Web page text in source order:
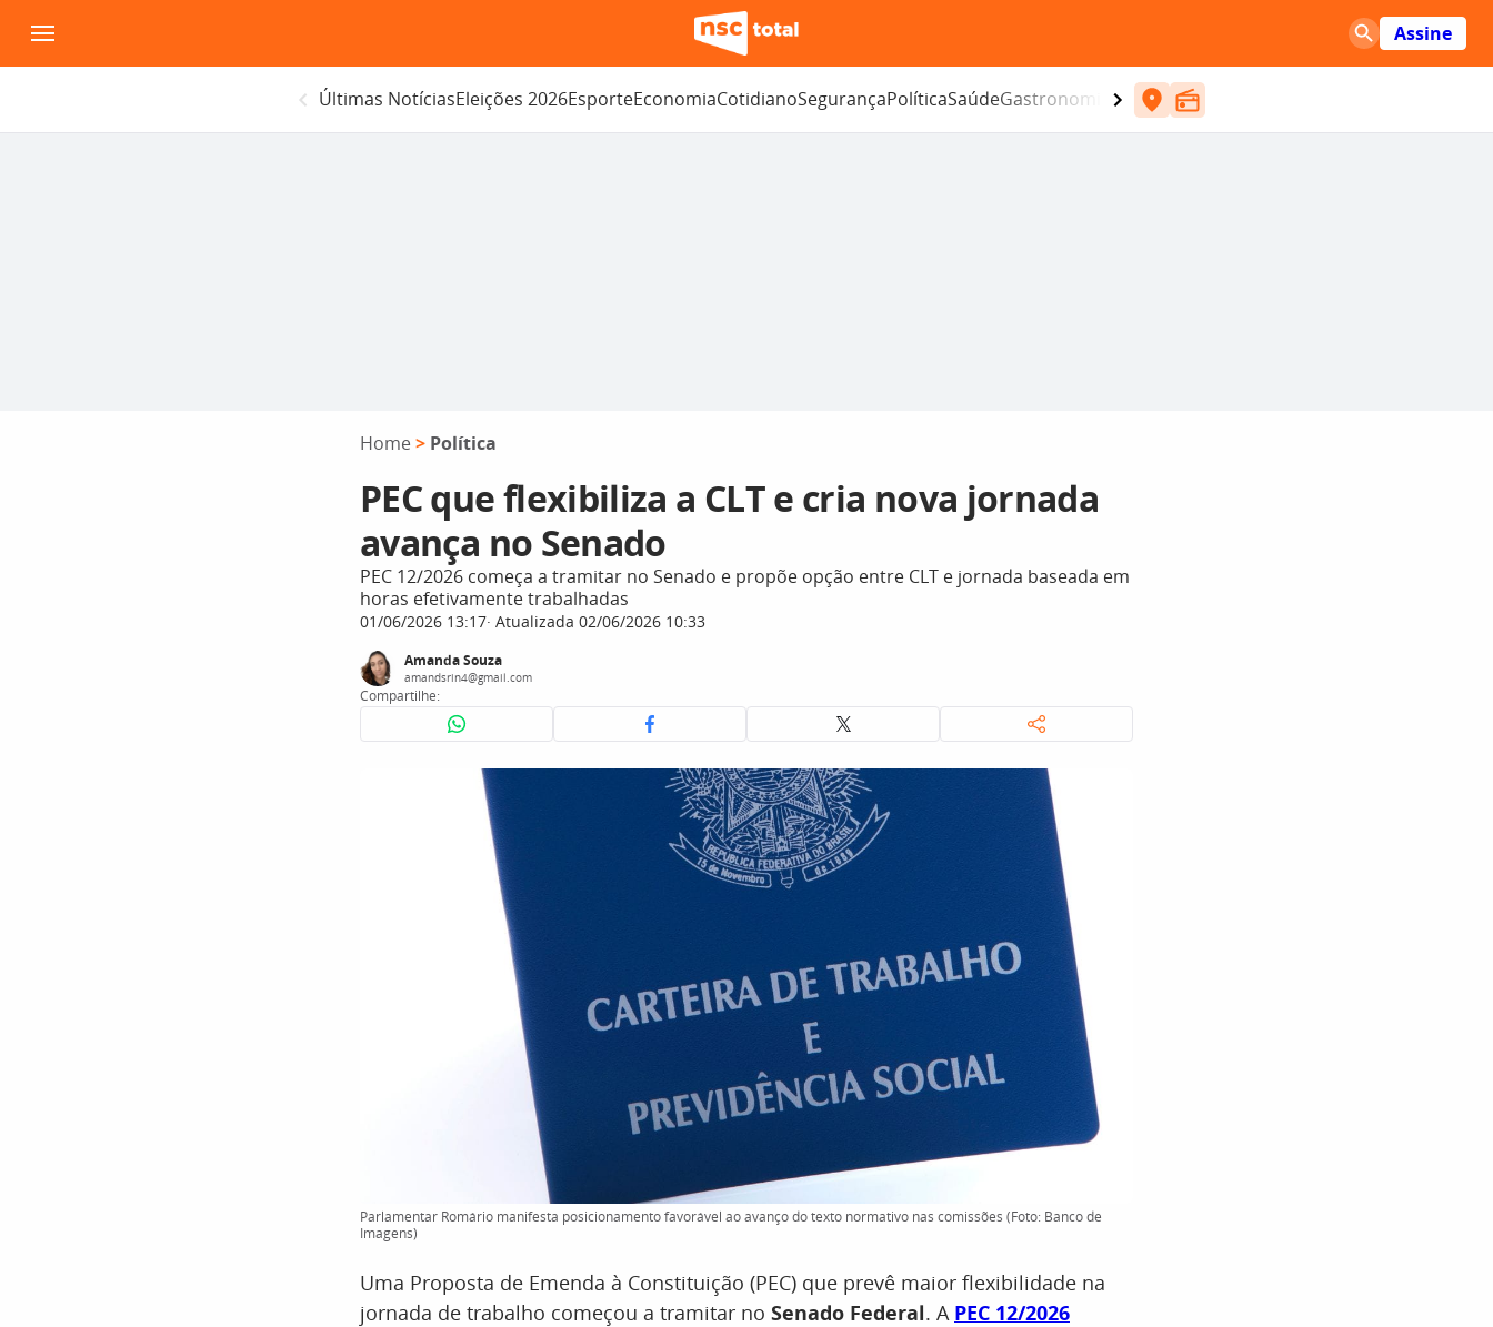
para
o
Assine
Últimas NotíciasEleições 2026EsporteEconomiaCotidianoSegurançaPolíticaSaúdeGastronomia Entretenimento
Home > Política
PEC que flexibiliza a CLT e cria nova jornada
avança no Senado
PEC 12/2026 começa a tramitar no Senado e propõe opção entre CLT e jornada baseada em
horas efetivamente trabalhadas
01/06/2026 13:17 Atualizada 02/06/2026 10:33
Amanda Souza
amandsrin4@gmail.com
Compartilhe:
Parlamentar Romário manifesta posicionamento favorável ao avanço do texto normativo nas comissões (Foto: Banco de
Imagens)
Uma Proposta de Emenda à Constituição (PEC) que prevê maior flexibilidade na
jornada de trabalho começou a tramitar no Senado Federal. A PEC 12/2026